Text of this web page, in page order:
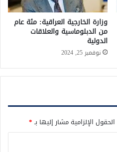
وزارة الخارجية العراقية: مئة عام
من الدبلوماسية والعلاقات
الدولية
نوفمبر 25, 2024
الحقول الإلزامية مشار إليها بـ*